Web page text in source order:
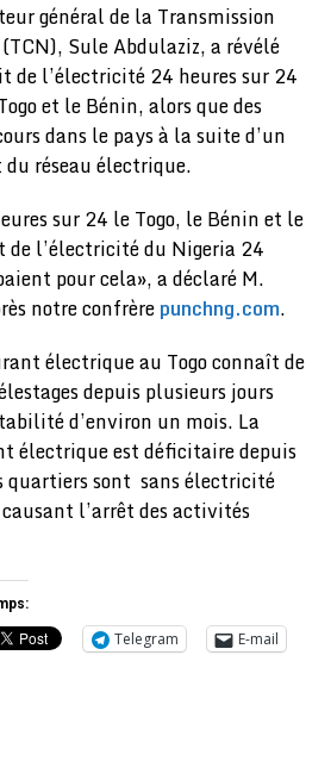
général de la Transmission
Sule Abdulaziz, a révélé
de l’électricité 24 heures sur 24
et le Bénin, alors que des
dans le pays à la suite d’un
réseau électrique.
sur 24 le Togo, le Bénin et le
de l’électricité du Nigeria 24
pour cela», a déclaré M.
notre confrèrepunchng.com.
électrique au Togo connaît de
depuis plusieurs jours
d’environ un mois. La
électrique est déficitaire depuis
quartiers sont sans électricité
l’arrêt des activités
Telegram
E-mail